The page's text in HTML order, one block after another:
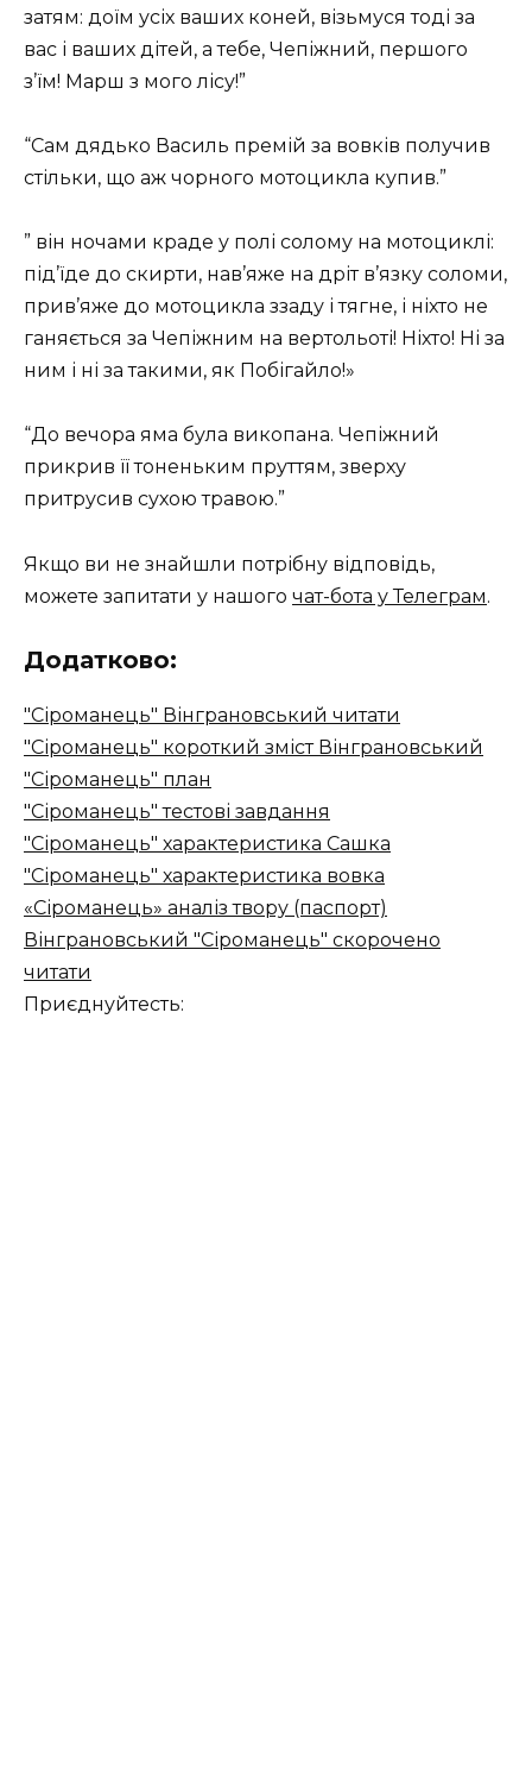
затям: доїм усіх ваших коней, візьмуся тоді за
вас і ваших дітей, а тебе, Чепіжний, першого
з’їм! Марш з мого лісу!”
“Сам дядько Василь премій за вовків получив
стільки, що аж чорного мотоцикла купив.”
” він ночами краде у полі солому на мотоциклі:
під’їде до скирти, нав’яже на дріт в’язку соломи,
прив’яже до мотоцикла ззаду і тягне, і ніхто не
ганяється за Чепіжним на вертольоті! Ніхто! Ні за
ним і ні за такими, як Побігайло!»
“До вечора яма була викопана. Чепіжний
прикрив її тоненьким пруттям, зверху
притрусив сухою травою.”
Якщо ви не знайшли потрібну відповідь,
можете запитати у нашого чат-бота у Телеграм.
Додатково:
"Сіроманець" Вінграновський читати
"Сіроманець" короткий зміст Вінграновський
"Сіроманець" план
"Сіроманець" тестові завдання
"Сіроманець" характеристика Сашка
"Сіроманець" характеристика вовка
«Сіроманець» аналіз твору (паспорт)
Вінграновський "Сіроманець" скорочено
читати
Приєднуйтесть: